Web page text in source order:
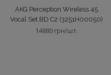
Радіосистеми аналогові
Радіосистеми цифрові
AKG Perception Wireless 45
Vocal Set BD C2 (3251H00050)
14880 грн/шт.